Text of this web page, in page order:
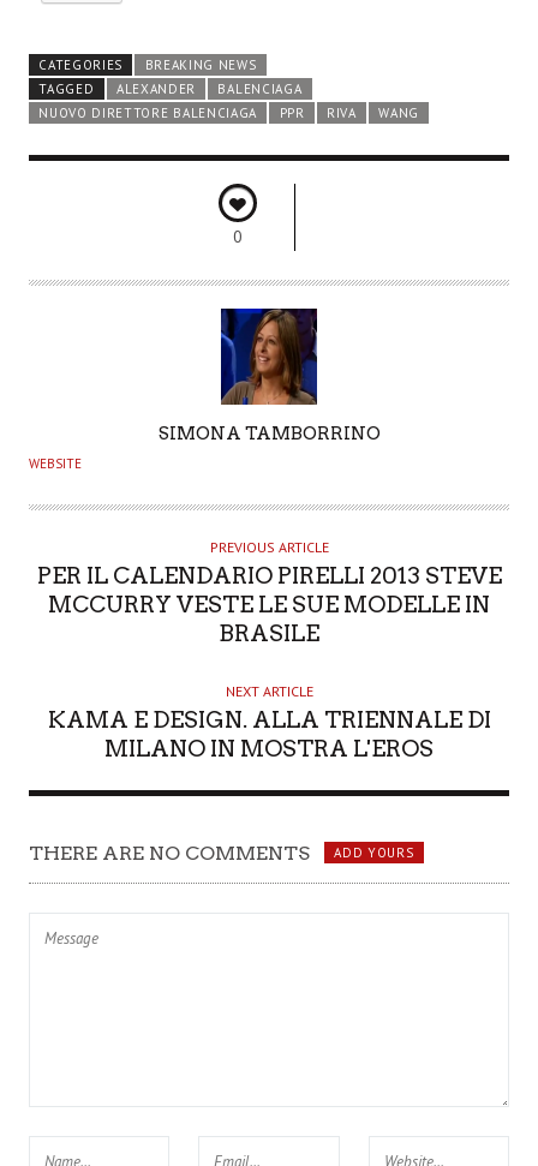
CATEGORIES
BREAKING NEWS
TAGGED
ALEXANDER
BALENCIAGA
NUOVO DIRETTORE BALENCIAGA
PPR RIVA WANG
0
U
H
R
SIMONA TAMBORRINO
WEBSITE
PREVIOUS ARTICLE
PER IL CALENDARIO PIRELLI 2013 STEVE
MCCURRY VESTE LE SUE MODELLE IN
BRASILE
NEXT ARTICLE
KAMA E DESIGN. ALLA TRIENNALE DI
MILANO IN MOSTRA L'EROS
THERE ARE NO COMMENTS ADD YOURS